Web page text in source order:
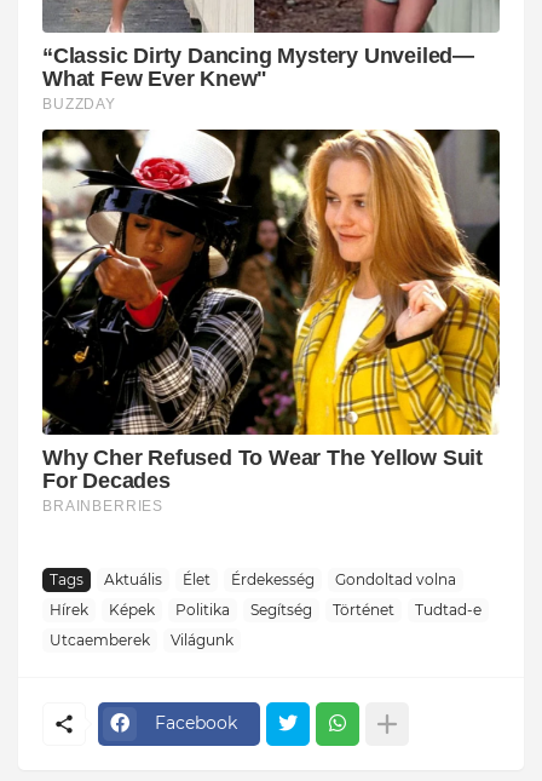
Tags Aktuális Élet Érdekesség
Gondoltad volna
Hírek
Képek Politika Segítség Történet
Tudtad-e
Utcaemberek
Világunk
Facebook